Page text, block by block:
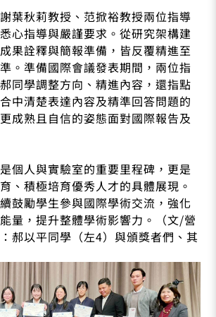
葉秋莉教授、范掀裕教授兩位指導
心指導與嚴謹要求。從研究架構建
果詮釋與簡報準備，皆反覆精進至
。準備國際會議發表期間，兩位指
同學調整方向、精進內容，還指點
中清楚表達內容及精準回答問題的
成熟且自信的姿態面對國際報告及
個人與實驗室的重要里程碑，更是
、積極培育優秀人才的具體展現。
鼓勵學生參與國際學術交流，強化
量，提升整體學術影響力。（文/營
郝以平同學（左4）與頒獎者們、其